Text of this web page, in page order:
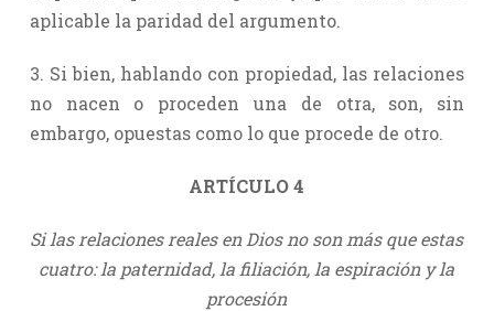
aplicable la paridad del argumento.
3. Si bien, hablando con propiedad, las relaciones
no nacen o proceden una de otra, son, sin
embargo, opuestas como lo que procede de otro.
ARTÍCULO 4
Si las relaciones reales en Dios no son más que estas
cuatro: la paternidad, la filiación, la espiración y la
procesión